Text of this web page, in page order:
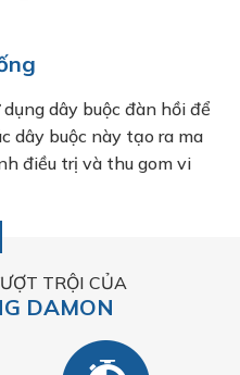
dây buộc đàn hồi để
dây buộc này tạo ra ma
điều trị và thu gom vi
TRỘI CỦA
DAMON